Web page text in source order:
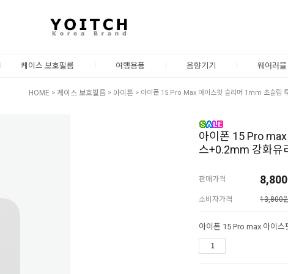
케이스 보호필름 여행용품 음향기기 웨어러블
HOME > 케이스 보호필름 > 아이폰 > 아이폰 15 Pro Max 아이스핏 슬리머 1mm 초슬림
아이폰 15 Pro
스+0.2mm 강화유
판매가격 8,800
소비자가격 13,800